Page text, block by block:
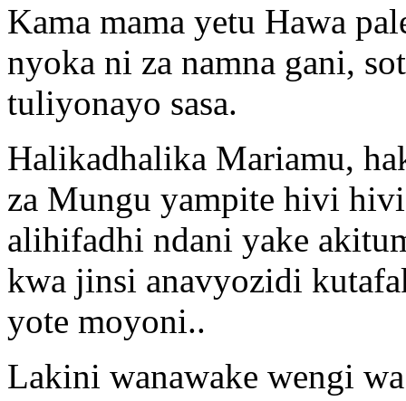
Kama mama yetu Hawa
nyoka ni za namna gani,
tuliyonayo sasa.
Halikadhalika Mariamu,
za Mungu yampite hivi
alihifadhi ndani yake
kwa jinsi anavyozidi
yote moyoni..
Lakini wanawake wengi